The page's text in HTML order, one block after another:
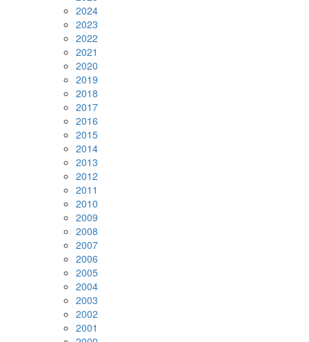
2024
2023
2022
2021
2020
2019
2018
2017
2016
2015
2014
2013
2012
2011
2010
2009
2008
2007
2006
2005
2004
2003
2002
2001